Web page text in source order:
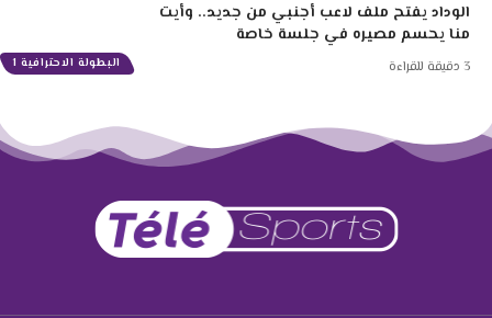
البطولة الاحترافية 1
الوداد يفتح ملف لاعب أجنبي من جديد.. وأيت
منا يحسم مصيره في جلسة خاصة